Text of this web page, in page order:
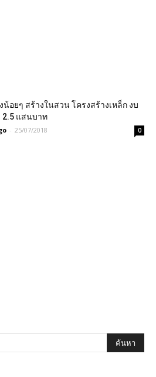
อยๆ สร้างในสวน โครงสร้างเหล็ก งบ
2.5 แสนบาท
- 25/07/2018 0